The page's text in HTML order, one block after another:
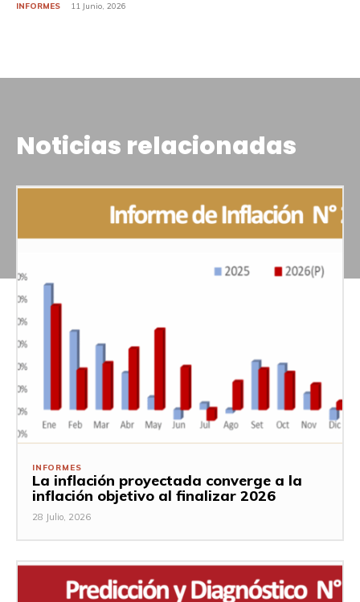
INFORMES 11 Junio, 2026
Noticias relacionadas
INFORMES
La inflación proyectada converge a la
inflación objetivo al finalizar 2026
28 Julio, 2026